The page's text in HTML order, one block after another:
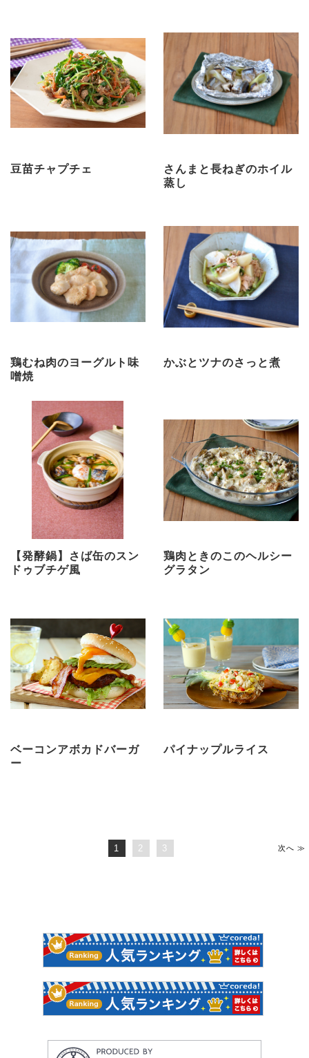
豆苗チャプチェ
さんまと長ねぎのホイル
蒸し
鶏むね肉のヨーグルト味
噌焼
かぶとツナのさっと煮
【発酵鍋】さば缶のスン
ドゥブチゲ風
鶏肉ときのこのヘルシー
グラタン
ベーコンアボカドバーガ
ー
パイナップルライス
1 2 3 次へ ≫